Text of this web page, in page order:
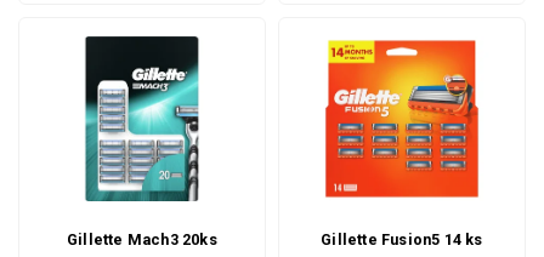
Gillette Mach3 20ks Gillette Fusion5 14 ks